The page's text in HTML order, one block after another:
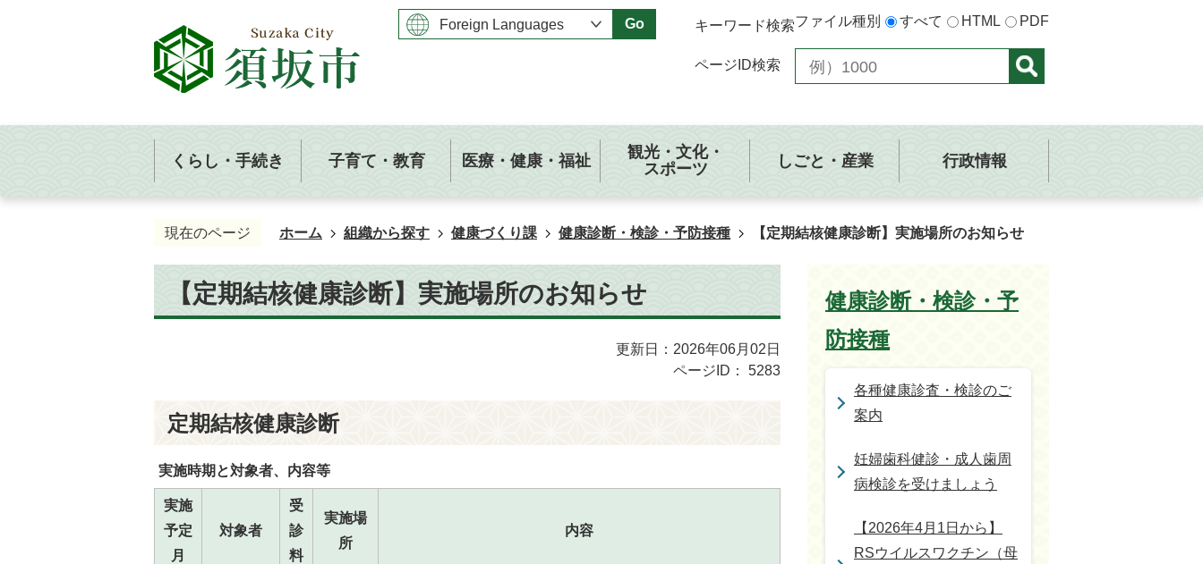
Go キーワード検索ファイル種別 すべて HTML PDF
ページID検索
くらし・手続き 子育て・教育 医療・健康・福祉
観光・文化・
スポーツ
しごと・産業 行政情報
現在のページ ホーム 組織から探す 健康づくり課 健康診断・検診・予防接種 【定期結核健康診断】実施場所のお知らせ
【定期結核健康診断】実施場所のお知らせ
更新日：2026年06月02日
ページID：
5283
定期結核健康診断
実施時期と対象者、内容等
実施
予定
月
対象者
受
診
料
実施場
所
内容
健康診断・検診・予
防接種
各種健康診査・検診のご
案内
妊婦歯科健診・成人歯周
病検診を受けましょう
【2026年4月1日から】
RSウイルスワクチン（母